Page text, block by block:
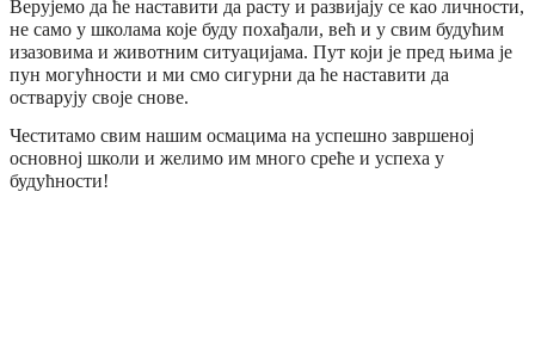
Верујемо да ће наставити да расту и развијају се као личности,
не само у школама које буду похађали, већ и у свим будућим
изазовима и животним ситуацијама. Пут који је пред њима је
пун могућности и ми смо сигурни да ће наставити да
остварују своје снове.
Честитамо свим нашим осмацима на успешно завршеној
основној школи и желимо им много среће и успеха у
будућности!